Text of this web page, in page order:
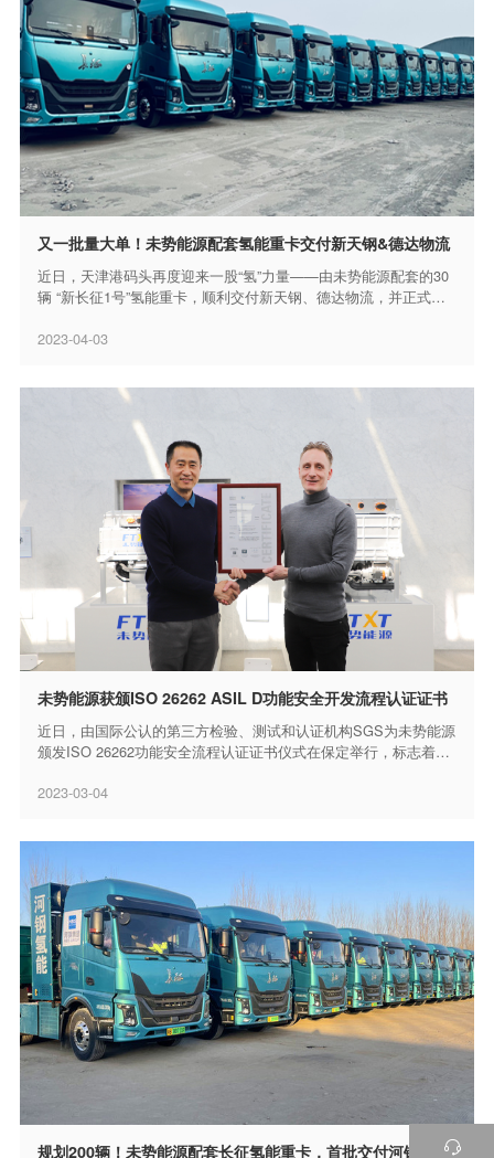

又一批量大单！未势能源配套氢能重卡交付新天钢&德达物流
近日，天津港码头再度迎来一股“氢”力量——由未势能源配套的30
辆 “新长征1号”氢能重卡，顺利交付新天钢、德达物流，并正式投
2023-04-03
未势能源获颁ISO 26262 ASIL D功能安全开发流程认证证书
近日，由国际公认的第三方检验、测试和认证机构SGS为未势能源
颁发ISO 26262功能安全流程认证证书仪式在保定举行，标志着未
2023-03-04
规划200辆！未势能源配套长征氢能重卡，首批交付河钢工业